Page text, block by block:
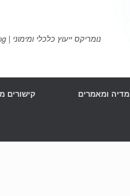
נומריקס ייעוץ כלכלי ומימוני | Numerics Economic & Financial Consulting
מדיה ומאמרים קישורים